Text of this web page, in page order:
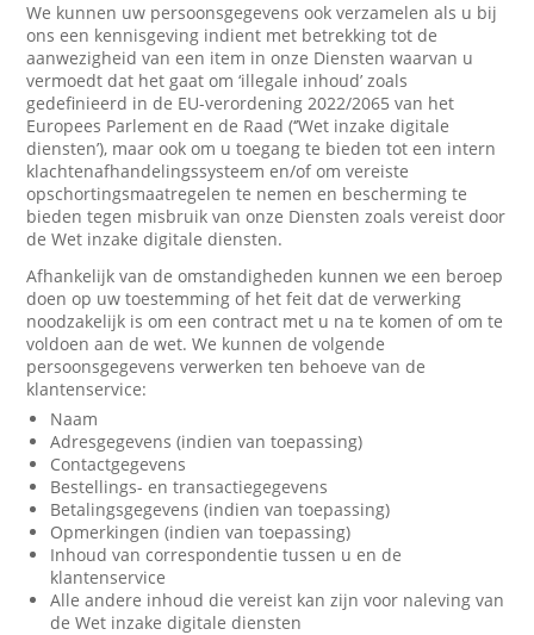
We kunnen uw persoonsgegevens ook verzamelen als u bij
ons een kennisgeving indient met betrekking tot de
aanwezigheid van een item in onze Diensten waarvan u
vermoedt dat het gaat om ‘illegale inhoud’ zoals
gedefinieerd in de EU-verordening 2022/2065 van het
Europees Parlement en de Raad (‘’Wet inzake digitale
diensten’), maar ook om u toegang te bieden tot een intern
klachtenafhandelingssysteem en/of om vereiste
opschortingsmaatregelen te nemen en bescherming te
bieden tegen misbruik van onze Diensten zoals vereist door
de Wet inzake digitale diensten.
Afhankelijk van de omstandigheden kunnen we een beroep
doen op uw toestemming of het feit dat de verwerking
noodzakelijk is om een contract met u na te komen of om te
voldoen aan de wet. We kunnen de volgende
persoonsgegevens verwerken ten behoeve van de
klantenservice:
Naam
Adresgegevens (indien van toepassing)
Contactgegevens
Bestellings- en transactiegegevens
Betalingsgegevens (indien van toepassing)
Opmerkingen (indien van toepassing)
Inhoud van correspondentie tussen u en de
klantenservice
Alle andere inhoud die vereist kan zijn voor naleving van
de Wet inzake digitale diensten